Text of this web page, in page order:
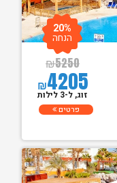
₪5250
₪4205
20%
הנחה
זוג, ל-3 לילות
פרטים